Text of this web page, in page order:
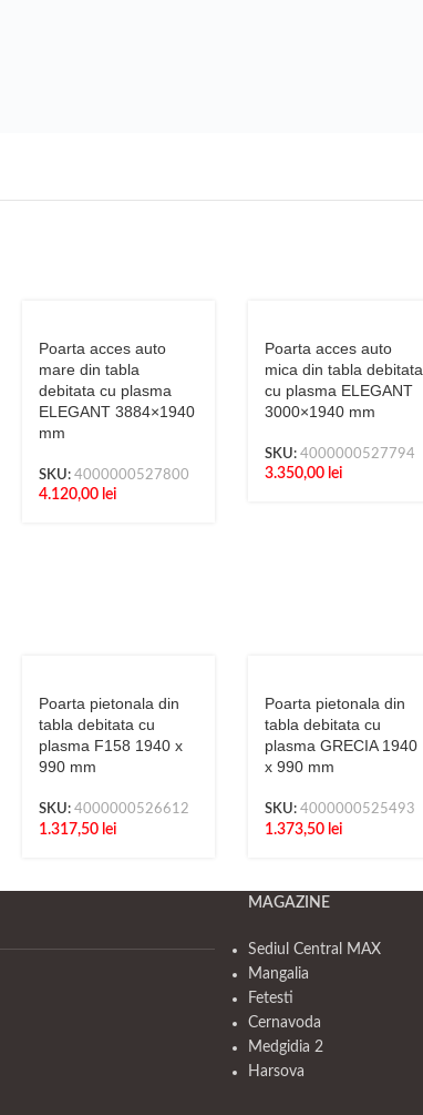
Poarta acces auto
mare din tabla
debitata cu plasma
ELEGANT 3884×1940
mm
SKU:4000000527800
4.120,00 lei
Poarta acces auto
mica din tabla debitata
cu plasma ELEGANT
3000×1940 mm
SKU: 4000000527794
3.350,00 lei
Poarta pietonala din
tabla debitata cu
plasma F158 1940 x
990 mm
SKU:4000000526612
1.317,50 lei
Poarta pietonala din
tabla debitata cu
plasma GRECIA 1940
x 990 mm
SKU: 4000000525493
1.373,50 lei
MAGAZINE
Sediul Central MAX
Mangalia
Fetesti
Cernavoda
Medgidia 2
Harsova